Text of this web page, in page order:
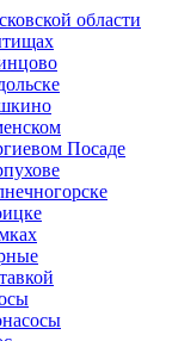
области
Посаде